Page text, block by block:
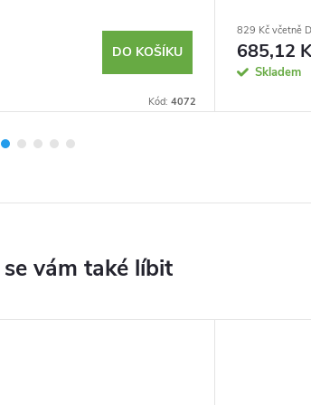
DO KOŠÍKU
Kód: 4072
829 Kč včetně
685,12
Skladem